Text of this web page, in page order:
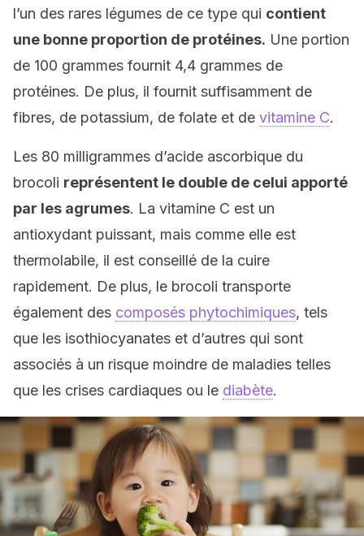
l’un des rares légumes de ce type qui contient
une bonne proportion de protéines. Une portion
de 100 grammes fournit 4,4 grammes de
protéines. De plus, il fournit suffisamment de
fibres, de potassium, de folate et de vitamine C.
Les 80 milligrammes d’acide ascorbique du
brocoli représentent le double de celui apporté
par les agrumes. La vitamine C est un
antioxydant puissant, mais comme elle est
thermolabile, il est conseillé de la cuire
rapidement. De plus, le brocoli transporte
également des composés phytochimiques, tels
que les isothiocyanates et d’autres qui sont
associés à un risque moindre de maladies telles
que les crises cardiaques ou le diabète.